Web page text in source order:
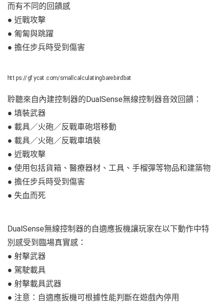
而有不同的回饋感
● 近戰攻擊
● 匍匐與跳躍
● 擔任步兵時受到傷害
https://gfycat.com/smallcalculatingbarebirdbat
聆聽來自內建控制器的DualSense無線控制器音效回饋：
● 填裝武器
● 載具／火砲／反戰車砲塔移動
● 載具／火砲／反戰車填裝
● 近戰攻擊
● 使用包括貨箱、醫療器材、工具、手榴彈等物品和建築物
● 擔任步兵時受到傷害
● 失血而死
DualSense無線控制器的自適應扳機讓玩家在以下動作中特
別感受到臨場真實感：
● 射擊武器
● 駕駛載具
● 射擊載具武器
● 注意：自適應扳機可根據性能判斷在遊戲內停用